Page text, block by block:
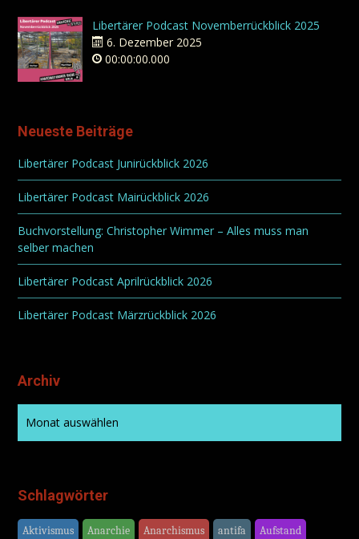
Libertärer Podcast Novemberrückblick 2025
6. Dezember 2025
00:00:00.000
Neueste Beiträge
Libertärer Podcast Junirückblick 2026
Libertärer Podcast Mairückblick 2026
Buchvorstellung: Christopher Wimmer – Alles muss man
selber machen
Libertärer Podcast Aprilrückblick 2026
Libertärer Podcast Märzrückblick 2026
Archiv
Schlagwörter
Aktivismus Anarchie Anarchismus antifa Aufstand